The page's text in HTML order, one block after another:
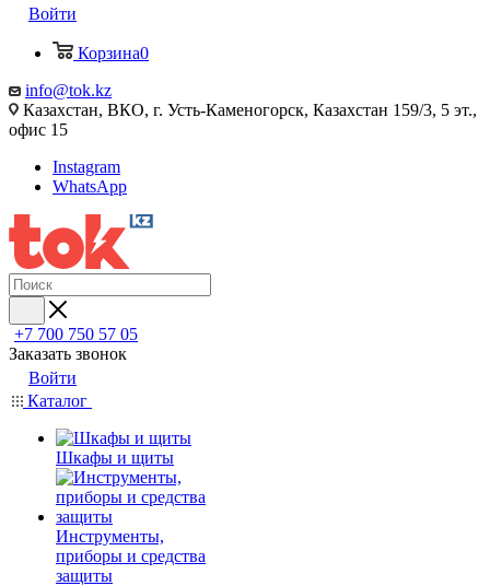
Войти
Корзина0
info@tok.kz
Казахстан, ВКО, г. Усть-Каменогорск, Казахстан 159/3, 5 эт.,
офис 15
Instagram
WhatsApp
+7 700 750 57 05
Заказать звонок
Войти
Каталог
Шкафы и щиты
Инструменты,
приборы и средства
защиты